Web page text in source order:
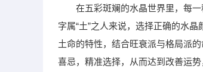
在五彩斑斓的水晶世界里，每
字属“土”之人来说，选择正确的水
土命的特性，结合旺衰派与格局派
喜忌，精准选择，从而达到改善运